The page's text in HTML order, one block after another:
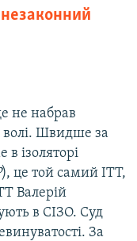
не набрав
волі. Швидше за
в ізоляторі
), це той самий ІТТ,
Валерій
в СІЗО. Суд
За